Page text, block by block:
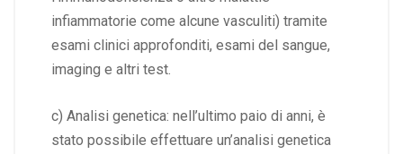
infiammatorie come alcune vasculiti) tramite
esami clinici approfonditi, esami del sangue,
imaging e altri test.
c) Analisi genetica: nell’ultimo paio di anni, è
stato possibile effettuare un’analisi genetica